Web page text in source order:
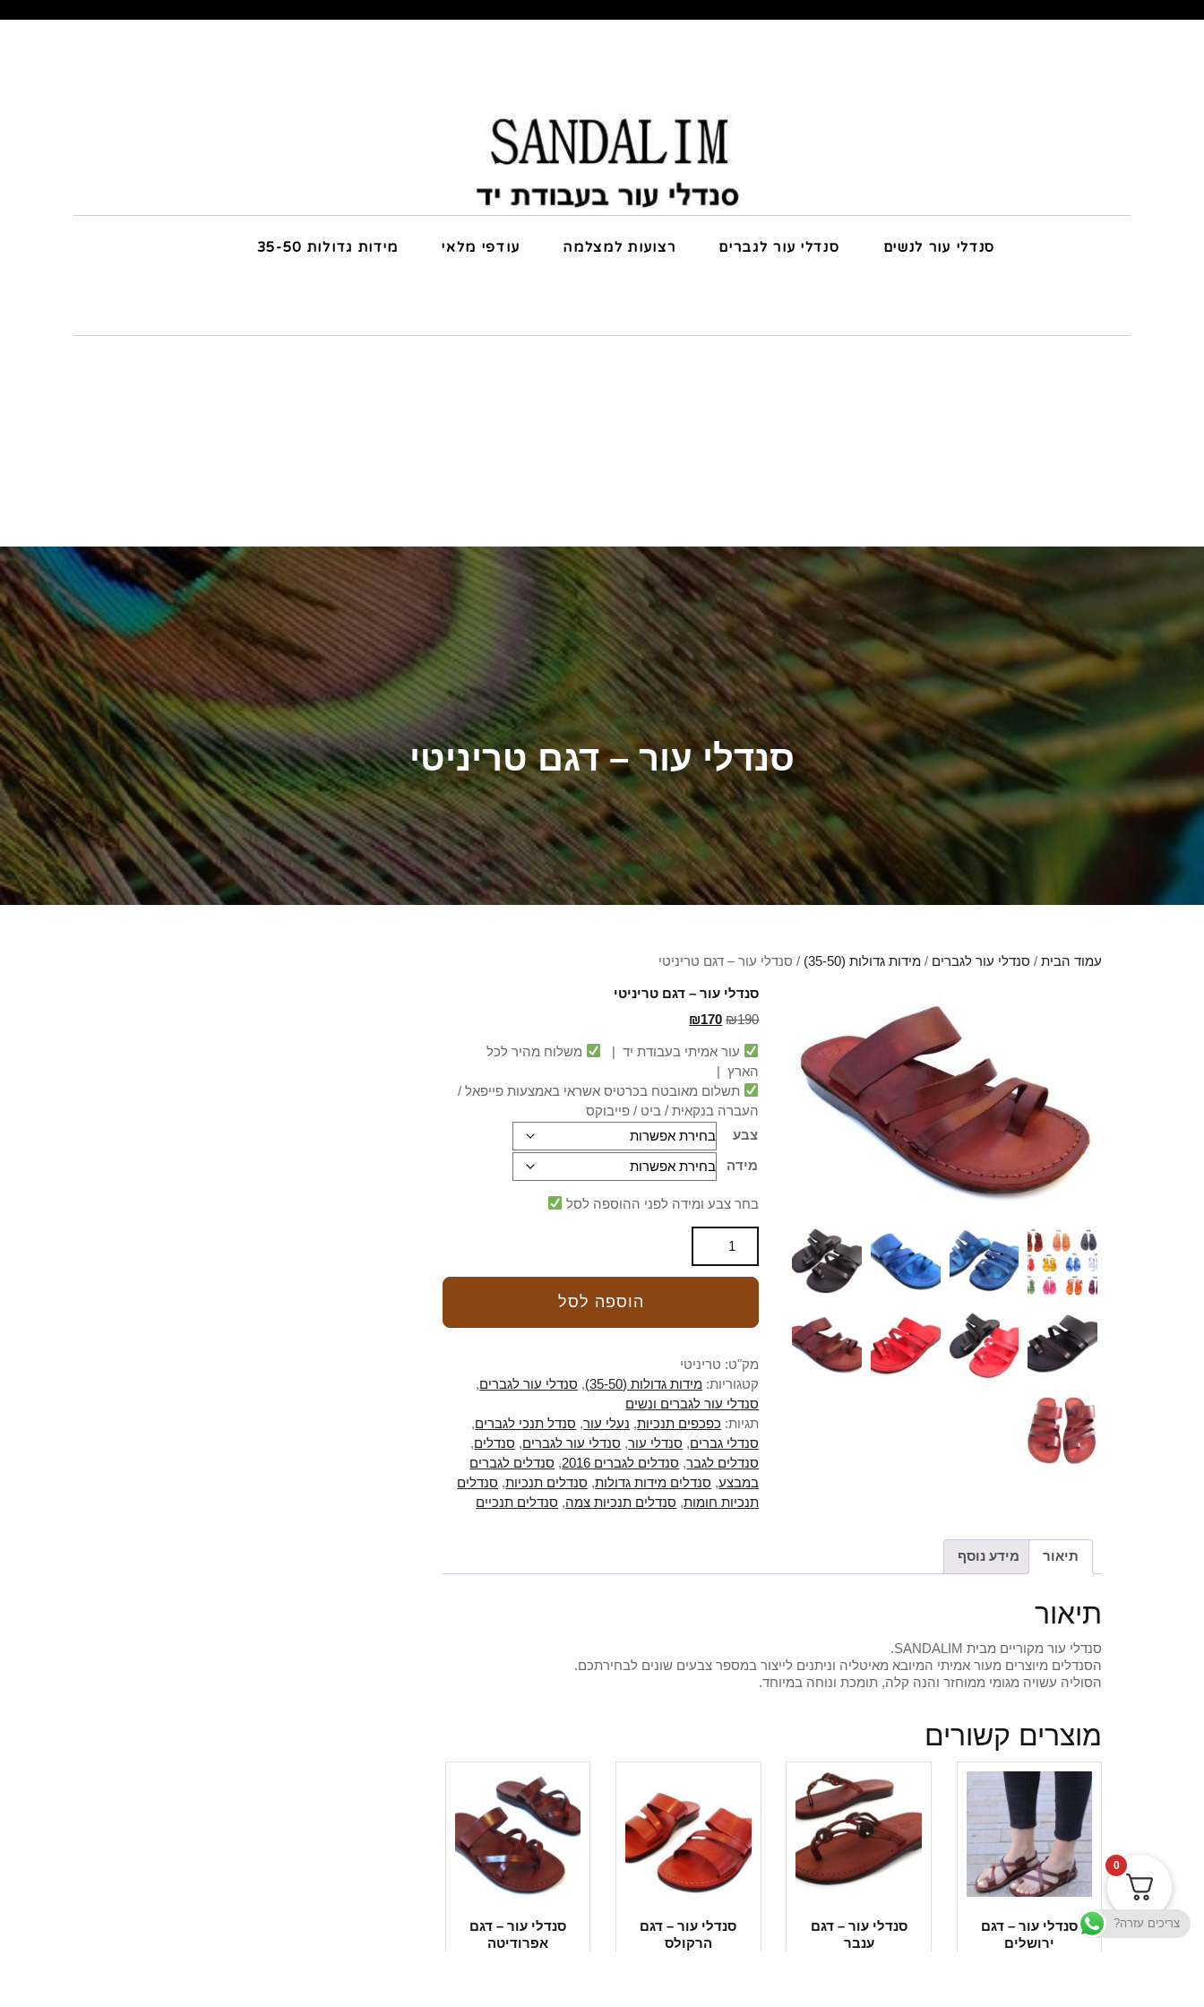
סנדלי עור לנשים סנדלי עור לגברים רצועות למצלמה עודפי מלאי מידות גדולות 35-50
סנדלי עור – דגם טריניטי
עמוד הבית / סנדלי עור לגברים / מידות גדולות (35-50) / סנדלי עור – דגם טריניטי
סנדלי עור – דגם טריניטי
₪190
₪170
עור אמיתי בעבודת יד |
משלוח מהיר לכל
הארץ |
תשלום מאובטח בכרטיס אשראי באמצעות פייפאל /
העברה בנקאית / ביט / פייבוקס
צבע
מידה
בחר צבע ומידה לפני ההוספה לסל
הוספה לסל
מק"ט: טריניטי
קטגוריות: מידות גדולות (35-50) , סנדלי עור לגברים,
סנדלי עור לגברים ונשים
תגיות: כפכפים תנכיות, נעלי עור, סנדל תנכי לגברים,
סנדלי גברים, סנדלי עור, סנדלי עור לגברים, סנדלים,
סנדלים לגבר, סנדלים לגברים 2016 , סנדלים לגברים
במבצע, סנדלים מידות גדולות, סנדלים תנכיות, סנדלים
תנכיות חומות, סנדלים תנכיות צמה, סנדלים תנכיים
תיאור מידע נוסף
תיאור
סנדלי עור מקוריים מבית SANDALIM.
הסנדלים מיוצרים מעור אמיתי המיובא מאיטליה וניתנים לייצור במספר צבעים שונים לבחירתכם.
הסוליה עשויה מגומי ממוחזר והנה קלה, תומכת ונוחה במיוחד.
מוצרים קשורים
סנדלי עור – דגם
ירושלים
סנדלי עור – דגם
ענבר
סנדלי עור – דגם
הרקולס
סנדלי עור – דגם
אפרודיטה
צריכים עזרה?
0